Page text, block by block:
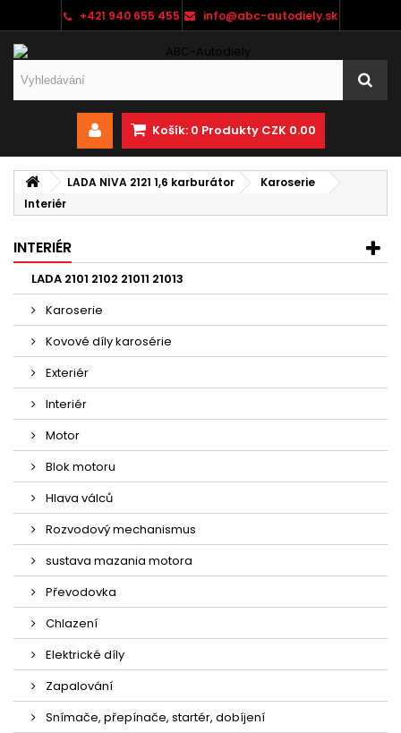
+421 940 655 455 info@abc-autodiely.sk
Košík: 0 Produkty CZK 0.00
LADA NIVA 2121 1,6 karburátor
Karoserie
Interiér
INTERIÉR
LADA 2101 2102 21011 21013
Karoserie
Kovové díly karosérie
Exteriér
Interiér
Motor
Blok motoru
Hlava válců
Rozvodový mechanismus
sustava mazania motora
Převodovka
Chlazení
Elektrické díly
Zapalování
Snímače, přepínače, startér, dobíjení